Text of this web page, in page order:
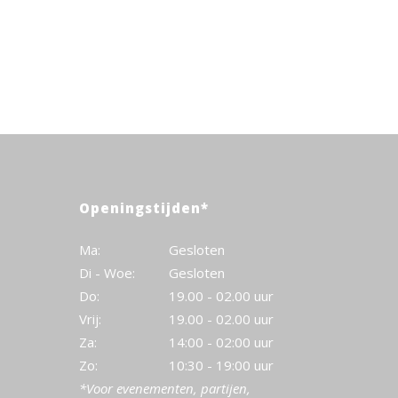
Openingstijden*
Ma:
Gesloten
Di - Woe:
Gesloten
Do:
19.00 - 02.00 uur
Vrij:
19.00 - 02.00 uur
Za:
14:00 - 02:00 uur
Zo:
10:30 - 19:00 uur
*Voor evenementen, partijen,